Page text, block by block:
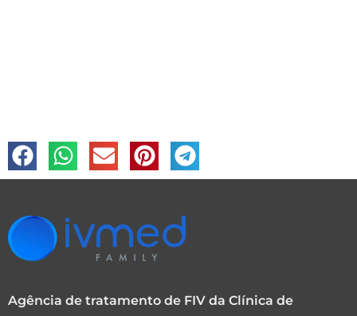
Agência de tratamento de FIV da Clínica de